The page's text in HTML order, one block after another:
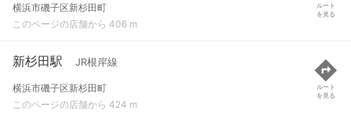
横浜市磯子区新杉田町
このページの店舗から 406 m
ルート
を見る
新杉田駅 JR根岸線
横浜市磯子区新杉田町
このページの店舗から 424 m
ルート
を見る